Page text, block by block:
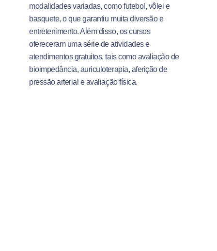
modalidades variadas, como futebol, vôlei e
basquete, o que garantiu muita diversão e
entretenimento. Além disso, os cursos
ofereceram uma série de atividades e
atendimentos gratuitos, tais como avaliação de
bioimpedância, auriculoterapia, aferição de
pressão arterial e avaliação física.